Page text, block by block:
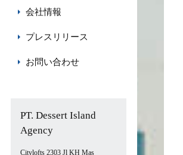
会社情報
プレスリリース
お問い合わせ
PT. Dessert Island
Agency
Citylofts 2303 Jl KH Mas